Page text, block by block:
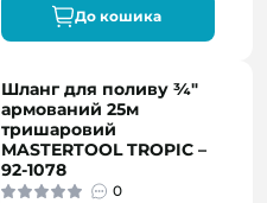
До кошика
Шланг для поливу ¾"
армований 25м
тришаровий
MASTERTOOL TROPIC –
92-1078
0